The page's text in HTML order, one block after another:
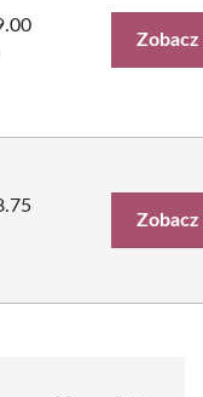
Zobacz
Zobacz